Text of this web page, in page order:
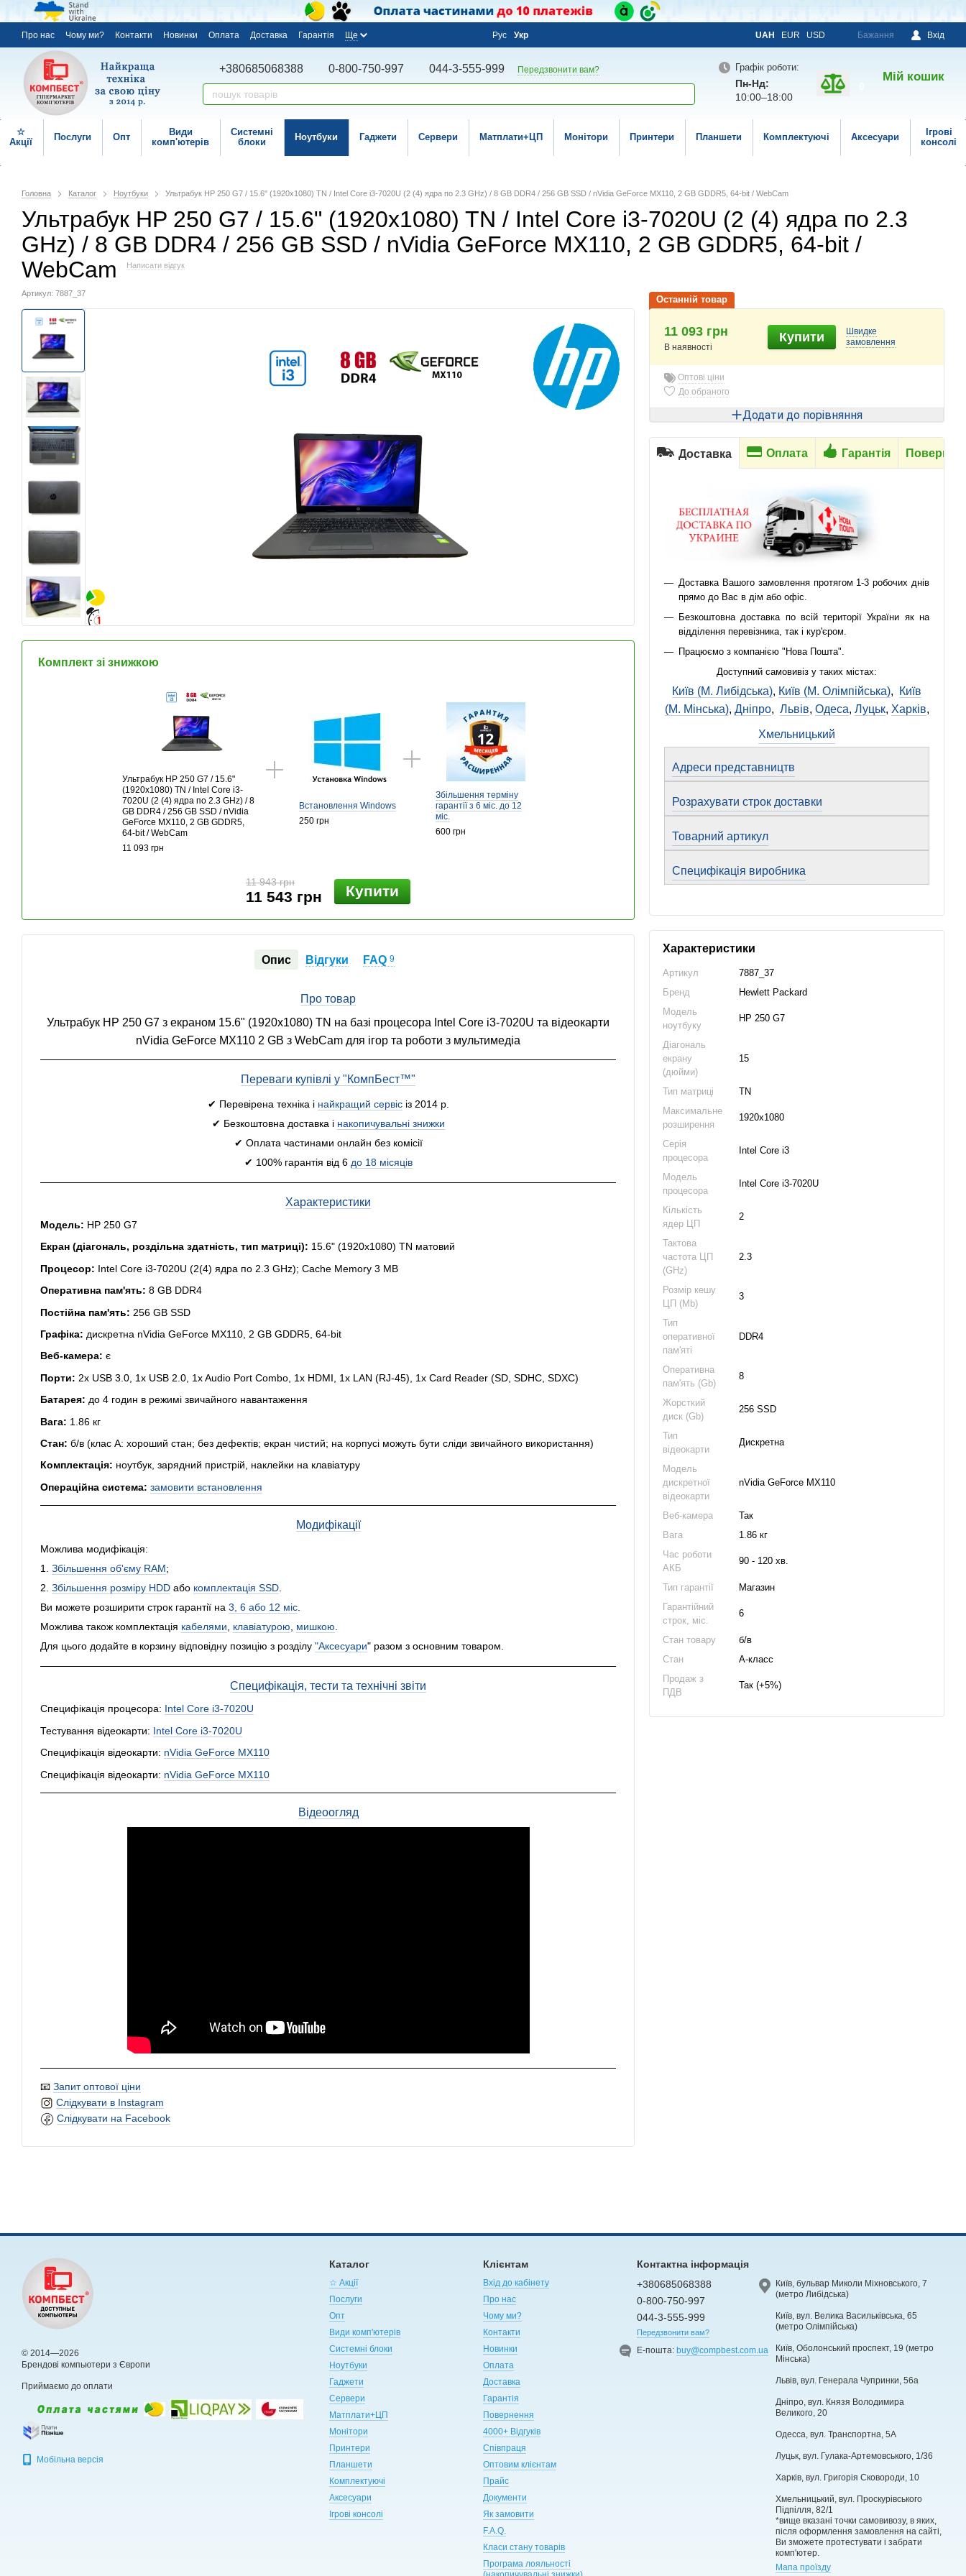
Про нас Чому ми? Контакти Новинки Оплата Доставка Гарантія Ще Рус Укр UAH EUR USD Бажання Вхід
+380685068388 0-800-750-997 044-3-555-999 Передзвонити вам? Графік роботи:
Пн-Нд:
10:00–18:00
Мій кошик
☆
Акції
Послуги Опт
Види
комп'ютерів
Системні
блоки
Ноутбуки Гаджети Сервери Матплати+ЦП Монітори Принтери Планшети Комплектуючі Аксесуари
Ігрові
консолі
Головна Каталог Ноутбуки Ультрабук HP 250 G7 / 15.6" (1920x1080) TN / Intel Core i3-7020U (2 (4) ядра по 2.3 GHz) / 8 GB DDR4 / 256 GB SSD / nVidia GeForce MX110, 2 GB GDDR5, 64-bit / WebCam
Ультрабук HP 250 G7 / 15.6" (1920x1080) TN / Intel Core i3-7020U (2 (4) ядра по 2.3
GHz) / 8 GB DDR4 / 256 GB SSD / nVidia GeForce MX110, 2 GB GDDR5, 64-bit /
WebCam
Написати відгук
Артикул: 7887_37
Комплект зі знижкою
Ультрабук HP 250 G7 / 15.6"
(1920x1080) TN / Intel Core i3-
7020U (2 (4) ядра по 2.3 GHz) / 8
GB DDR4 / 256 GB SSD / nVidia
GeForce MX110, 2 GB GDDR5,
64-bit / WebCam
11 093 грн
Встановлення Windows
250 грн
Збільшення терміну
гарантії з 6 міс. до 12
міс.
600 грн
11 943 грн
11 543 грн Купити
Опис Відгуки FAQ9
Про товар
Ультрабук HP 250 G7 з екраном 15.6" (1920x1080) TN на базі процесора Intel Core i3-7020U та відеокарти
nVidia GeForce MX110 2 GB з WebCam для ігор та роботи з мультимедіа
Переваги купівлі у "КомпБест™"
✔ Перевірена техніка і найкращий сервісіз 2014 р.
✔ Безкоштовна доставка і накопичувальні знижки
✔ Оплата частинами онлайн без комісії
✔ 100% гарантія від 6 до 18 місяців
Характеристики
Модель: HP 250 G7
Екран (діагональ, роздільна здатність, тип матриці): 15.6" (1920x1080) TN матовий
Процесор: Intel Core i3-7020U (2(4) ядра по 2.3 GHz); Cache Memory 3 MB
Оперативна пам'ять: 8 GB DDR4
Постійна пам'ять: 256 GB SSD
Графіка: дискретна nVidia GeForce MX110, 2 GB GDDR5, 64-bit
Веб-камера: є
Порти: 2x USB 3.0, 1x USB 2.0, 1x Audio Port Combo, 1x HDMI, 1x LAN (RJ-45), 1x Card Reader (SD, SDHC, SDXC)
Батарея: до 4 годин в режимі звичайного навантаження
Вага: 1.86 кг
Стан: б/в (клас А: хороший стан; без дефектів; екран чистий; на корпусі можуть бути сліди звичайного використання)
Комплектація: ноутбук, зарядний пристрій, наклейки на клавіатуру
Операційна система: замовити встановлення
Модифікації
Можлива модифікація:
1. Збільшення об'єму RAM;
2. Збільшення розміру HDD або комплектація SSD
Ви можете розширити строк гарантії на 3, 6 або 12 міс
Можлива також комплектація кабелями клавіатурою мишкою
Для цього додайте в корзину відповідну позицію з розділу "Аксесуари" разом з основним товаром.
Специфікація, тести та технічні звіти
Специфікація процесора: Intel Core i3-7020U
Тестування відеокарти: Intel Core i3-7020U
Специфікація відеокарти: nVidia GeForce MX110
Специфікація відеокарти: nVidia GeForce MX110
Відеоогляд
📧 Запит оптової ціни
Слідкувати в Instagram
Слідкувати на Facebook
11 093 грн
В наявності
Купити
Швидке
замовлення
Оптові ціни
До обраного
Останній товар
Додати до порівняння
Доставка Оплата Гарантія
Доставка Вашого замовлення протягом 1-3 робочих днів
прямо до Вас в дім або офіс.
Безкоштовна доставка по всій території України як на
відділення перевізника, так і кур'єром.
Працюємо з компанією "Нова Пошта".
Доступний самовивіз у таких містах:
Київ (М. Либідська), Київ (М. Олімпійська),
Київ
(М. Мінська), Дніпро, Львів, Одеса, Луцьк, Харків,
Хмельницький
Адреси представництв
Розрахувати строк доставки
Товарний артикул
Специфікація виробника
Характеристики
Артикул
7887_37
Бренд
Hewlett Packard
Модель
ноутбуку
HP 250 G7
Діагональ
екрану
(дюйми)
15
Тип матриці
TN
Максимальне
розширення
1920x1080
Серія
процесора
Intel Core i3
Модель
процесора
Intel Core i3-7020U
Кількість
ядер ЦП
2
Тактова
частота ЦП
(GHz)
2.3
Розмір кешу
ЦП (Mb)
3
Тип
оперативної
пам'яті
DDR4
Оперативна
пам'ять (Gb)
8
Жорсткий
диск (Gb)
256 SSD
Тип
відеокарти
Дискретна
Модель
дискретної
відеокарти
nVidia GeForce MX110
Веб-камера
Так
Вага
1.86 кг
Час роботи
АКБ
90 - 120 хв.
Тип гарантії
Магазин
Гарантійний
строк, міс.
6
Стан товару
б/в
Стан
А-класс
Продаж з
ПДВ
Так (+5%)
© 2014—2026
Брендові компьютери з Європи
Приймаємо до оплати
Мобільна версія
Каталог
☆ Акції
Послуги
Опт
Види комп'ютерів
Системні блоки
Ноутбуки
Гаджети
Сервери
Матплати+ЦП
Монітори
Принтери
Планшети
Комплектуючі
Аксесуари
Ігрові консолі
Клієнтам
Вхід до кабінету
Про нас
Чому ми?
Контакти
Новинки
Оплата
Доставка
Гарантія
Повернення
4000+ Відгуків
Співпраця
Оптовим клієнтам
Прайс
Документи
Як замовити
F.A.Q.
Класи стану товарів
Програма лояльності
Контактна інформація
+380685068388
0-800-750-997
044-3-555-999
Передзвонити вам?
Е-пошта:buy@compbest.com.ua
Київ, бульвар Миколи Міхновського, 7
(метро Либідська)
Київ, вул. Велика Васильківська, 65
(метро Олімпійська)
Київ, Оболонський проспект, 19 (метро
Мінська)
Львів, вул. Генерала Чупринки, 56а
Дніпро, вул. Князя Володимира
Великого, 20
Одесса, вул. Транспортна, 5А
Луцьк, вул. Гулака-Артемовського, 1/36
Харків, вул. Григорія Сковороди, 10
Хмельницький, вул. Проскурівського
Підпілля, 82/1
*вище вказані точки самовивозу, в яких,
після оформлення замовлення на сайті,
Ви зможете протестувати і забрати
комп'ютер.
Мапа проїзду